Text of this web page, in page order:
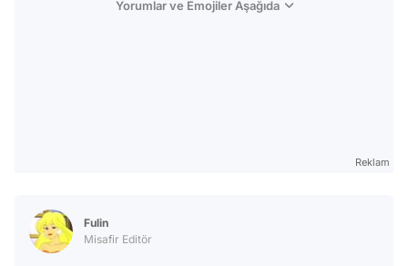
Yorumlar ve Emojiler Aşağıda
Reklam
Fulin
Misafir Editör